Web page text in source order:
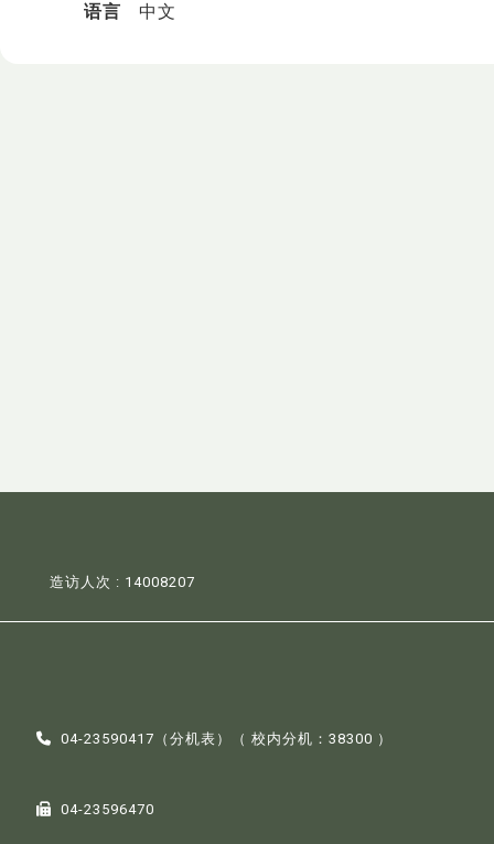
语言 中文
造访人次 : 14008207
04-23590417（分机表 ）（ 校内分机：38300 ）
04-23596470